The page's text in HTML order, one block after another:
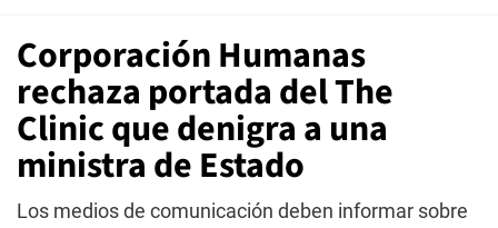
Corporación Humanas
rechaza portada del The
Clinic que denigra a una
ministra de Estado
Los medios de comunicación deben informar sobre